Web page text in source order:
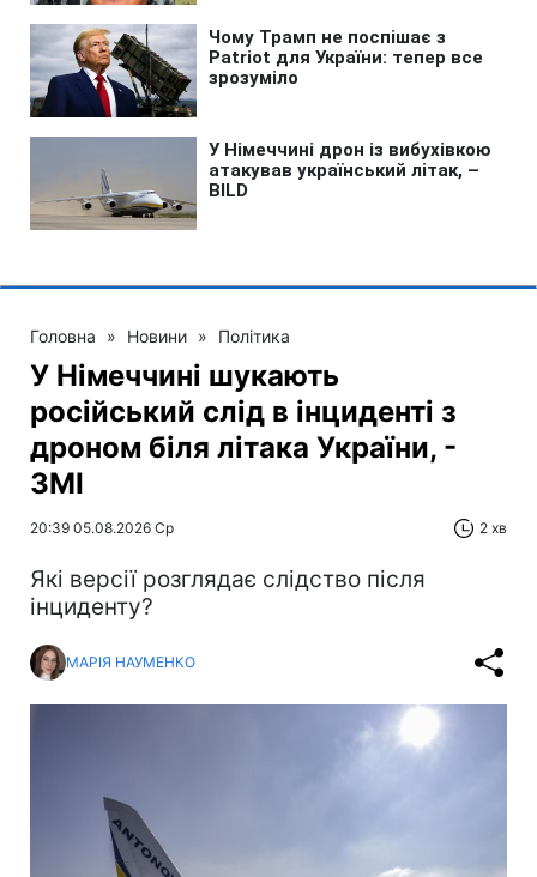
Головна » Новини » Політика
У Німеччині шукають
російський слід в інциденті з
дроном біля літака України, -
ЗМІ
20:39 05.08.2026 Ср 2 хв
Які версії розглядає слідство після
інциденту?
МАРІЯ НАУМЕНКО